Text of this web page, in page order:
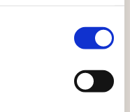
is het fijn